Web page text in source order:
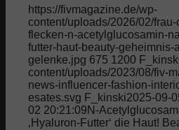
https://fivmagazine.de/wp-
content/uploads/2026/02/
flecken-n-acetylglucosamin-
futter-haut-beauty-
gelenke.jpg 675 1200
content/uploads/2023/08/fiv-
news-influencer-fashion-
esates.svg F_kinski2025-09-
02 20:21:09N-
‚Hyaluron-Futter‘ die Haut!